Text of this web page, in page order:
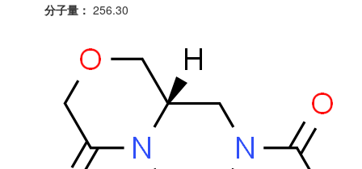
分子量： 256.30